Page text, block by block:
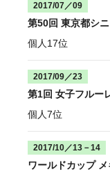
2017/07／09
第50回 東京都シ
個人17位
2017/09／23
第1回 女子フルー
個人7位
2017/10／13－14
ワールドカップ